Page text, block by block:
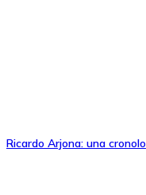
Ricardo Arjona: una